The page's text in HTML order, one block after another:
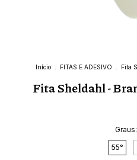
Início FITAS E ADESIVO Fita
Fita Sheldahl -
Graus:
55°